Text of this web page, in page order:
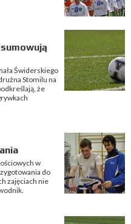
Świderskiego
Stomilu na
że
w
do
zajęciach nie